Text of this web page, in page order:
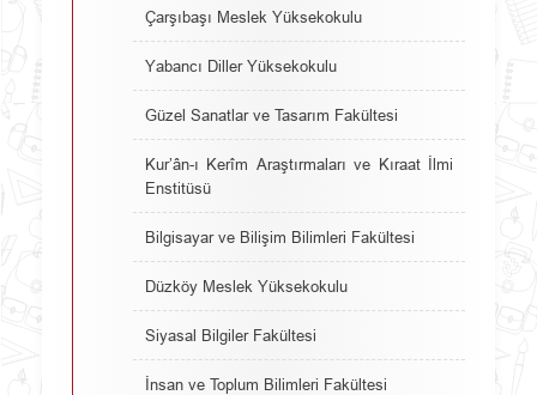
Çarşıbaşı Meslek Yüksekokulu
Yabancı Diller Yüksekokulu
Güzel Sanatlar ve Tasarım Fakültesi
Kur’ân-ı Kerîm Araştırmaları ve Kıraat İlmi
Enstitüsü
Bilgisayar ve Bilişim Bilimleri Fakültesi
Düzköy Meslek Yüksekokulu
Siyasal Bilgiler Fakültesi
İnsan ve Toplum Bilimleri Fakültesi